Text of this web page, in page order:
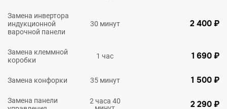
Замена инвертора
индукционной
варочной панели
30 минут 2 400 ₽
Замена клеммной
коробки
1 час 1 690 ₽
Замена конфорки 35 минут 1 500 ₽
Замена панели
2 часа 40
2 290 ₽